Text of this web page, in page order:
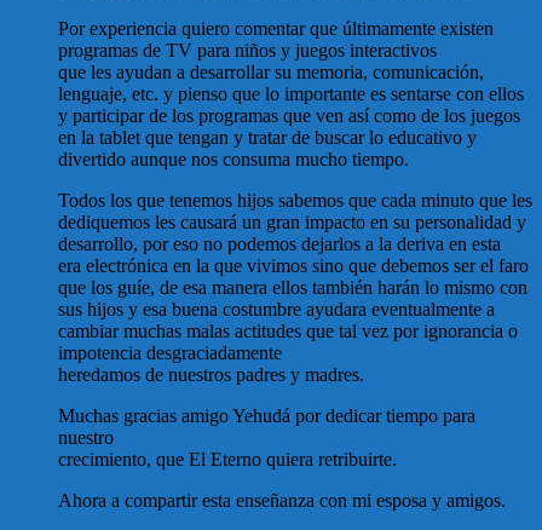
Por experiencia quiero comentar que últimamente existen
programas de TV para niños y juegos interactivos
que les ayudan a desarrollar su memoria, comunicación,
lenguaje, etc. y pienso que lo importante es sentarse con ellos
y participar de los programas que ven así como de los juegos
en la tablet que tengan y tratar de buscar lo educativo y
divertido aunque nos consuma mucho tiempo.
Todos los que tenemos hijos sabemos que cada minuto que les
dediquemos les causará un gran impacto en su personalidad y
desarrollo, por eso no podemos dejarlos a la deriva en esta
era electrónica en la que vivimos sino que debemos ser el faro
que los guíe, de esa manera ellos también harán lo mismo con
sus hijos y esa buena costumbre ayudara eventualmente a
cambiar muchas malas actitudes que tal vez por ignorancia o
impotencia desgraciadamente
heredamos de nuestros padres y madres.
Muchas gracias amigo Yehudá por dedicar tiempo para
nuestro
crecimiento, que El Eterno quiera retribuirte.
Ahora a compartir esta enseñanza con mi esposa y amigos.